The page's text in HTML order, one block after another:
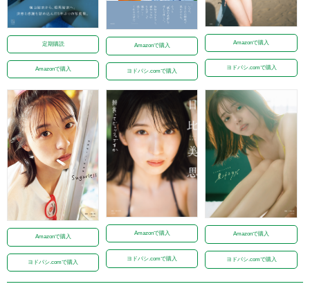
定期購読
Amazonで購入
Amazonで購入
ヨドバシ.comで購入
Amazonで購入
ヨドバシ.comで購入
Amazonで購入
ヨドバシ.comで購入
Amazonで購入
ヨドバシ.comで購入
Amazonで購入
ヨドバシ.comで購入